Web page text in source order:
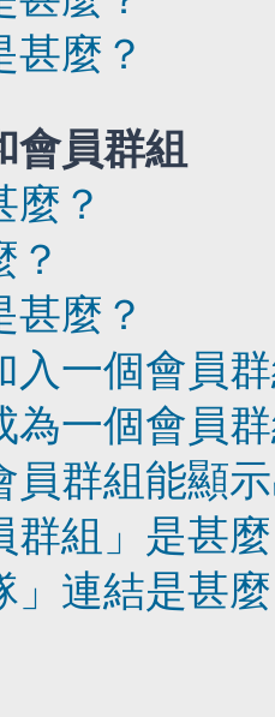
甚麼？
會員群組
麼？
？
甚麼？
入一個會員
為一個會員
員群組能顯
群組」是甚
」連結是甚